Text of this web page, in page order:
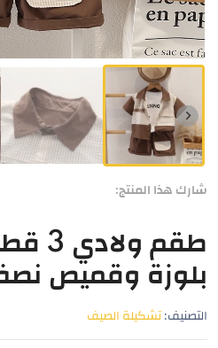
شارك هذا المنتج:
طقم
بلوزة وقميص
التصنيف:تشكيلة الصيف